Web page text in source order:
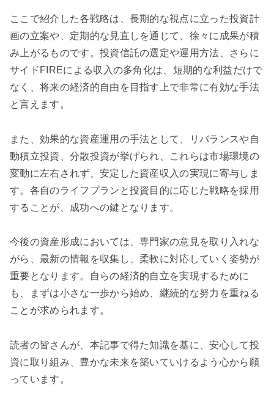
ここで紹介した各戦略は、長期的な視点に立った投資計
画の立案や、定期的な見直しを通じて、徐々に成果が積
み上がるものです。投資信託の選定や運用方法、さらに
サイドFIREによる収入の多角化は、短期的な利益だけで
なく、将来の経済的自由を目指す上で非常に有効な手法
と言えます。
また、効果的な資産運用の手法として、リバランスや自
動積立投資、分散投資が挙げられ、これらは市場環境の
変動に左右されず、安定した資産収入の実現に寄与しま
す。各自のライフプランと投資目的に応じた戦略を採用
することが、成功への鍵となります。
今後の資産形成においては、専門家の意見を取り入れな
がら、最新の情報を収集し、柔軟に対応していく姿勢が
重要となります。自らの経済的自立を実現するために
も、まずは小さな一歩から始め、継続的な努力を重ねる
ことが求められます。
読者の皆さんが、本記事で得た知識を基に、安心して投
資に取り組み、豊かな未来を築いていけるよう心から願
っています。